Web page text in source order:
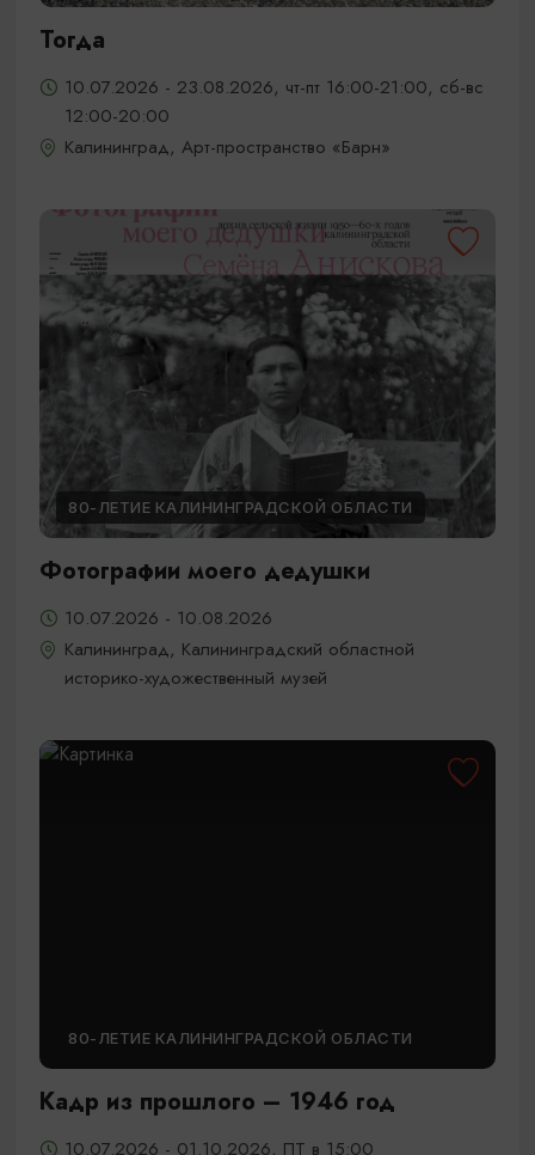
Тогда
10.07.2026 - 23.08.2026, чт-пт 16:00-21:00, сб-вс
12:00-20:00
Калининград, Арт-пространство «Барн»
80-ЛЕТИЕ КАЛИНИНГРАДСКОЙ ОБЛАСТИ
Фотографии моего дедушки
10.07.2026 - 10.08.2026
Калининград, Калининградский областной
историко-художественный музей
80-ЛЕТИЕ КАЛИНИНГРАДСКОЙ ОБЛАСТИ
Кадр из прошлого – 1946 год
10.07.2026 - 01.10.2026, ПТ в 15:00